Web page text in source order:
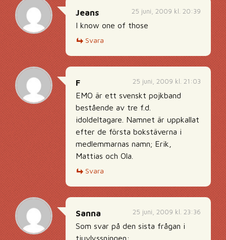
25 juni, 2009 kl. 20:39
Jeans
I know one of those
Svara
25 juni, 2009 kl. 21:03
F
EMO är ett svenskt pojkband
bestående av tre f.d.
idoldeltagare. Namnet är uppkallat
efter de första bokstäverna i
medlemmarnas namn; Erik,
Mattias och Ola.
Svara
25 juni, 2009 kl. 23:36
Sanna
Som svar på den sista frågan i
tjuvlyssningen: